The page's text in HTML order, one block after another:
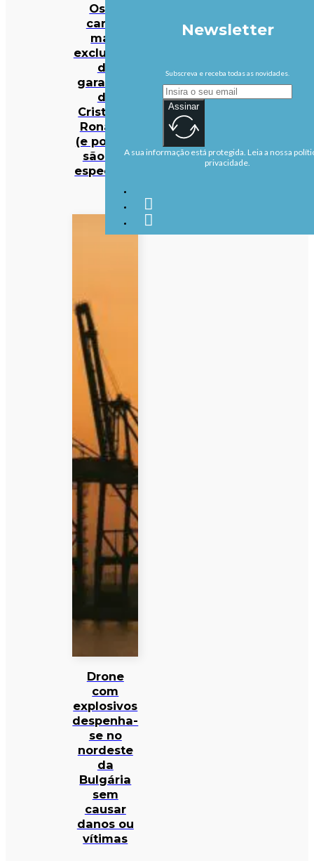
Os 10
carros
mais
exclusivos
da
garagem
de
Cristiano
Ronaldo
(e porque
são tão
especiais)
Drone
com
explosivos
despenha-
se no
nordeste
da
Bulgária
sem
causar
danos ou
vítimas
Newsletter
Subscreva e receba todas as novidades.
Assinar
A sua informação está protegida. Leia a nossa
privacidade.